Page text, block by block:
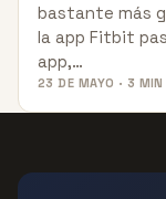
bastante más
la app Fitbit
app,…
23 DE MAYO · 3 MIN